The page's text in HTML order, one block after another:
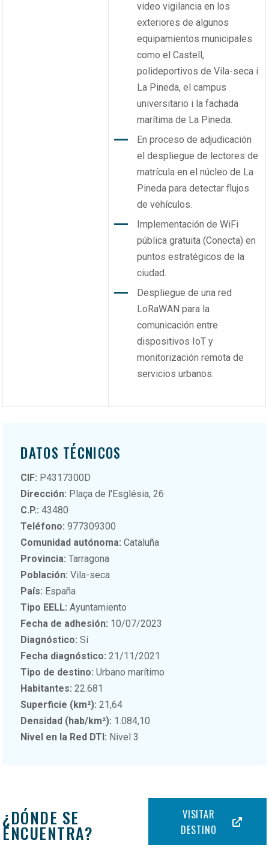
video vigilancia en los
exteriores de algunos
equipamientos municipales
como el Castell,
polideportivos de Vila-seca i
La Pineda, el campus
universitario i la fachada
marítima de La Pineda.
En proceso de adjudicación
el despliegue de lectores de
matrícula en el núcleo de La
Pineda para detectar flujos
de vehículos.
Implementación de WiFi
pública gratuita (Conecta) en
puntos estratégicos de la
ciudad.
Despliegue de una red
LoRaWAN para la
comunicación entre
dispositivos IoT y
monitorización remota de
servicios urbanos.
DATOS TÉCNICOS
CIF: P4317300D
Dirección: Plaça de l'Església, 26
C.P.: 43480
Teléfono: 977309300
Comunidad autónoma: Cataluña
Provincia: Tarragona
Población: Vila-seca
País: España
Tipo EELL: Ayuntamiento
Fecha de adhesión: 10/07/2023
Diagnóstico: Sí
Fecha diagnóstico: 21/11/2021
Tipo de destino: Urbano marítimo
Habitantes: 22.681
Superficie (km²): 21,64
Densidad (hab/km²): 1.084,10
Nivel en la Red DTI: Nivel 3
¿DÓNDE SE
ENCUENTRA?
VISITAR
DESTINO